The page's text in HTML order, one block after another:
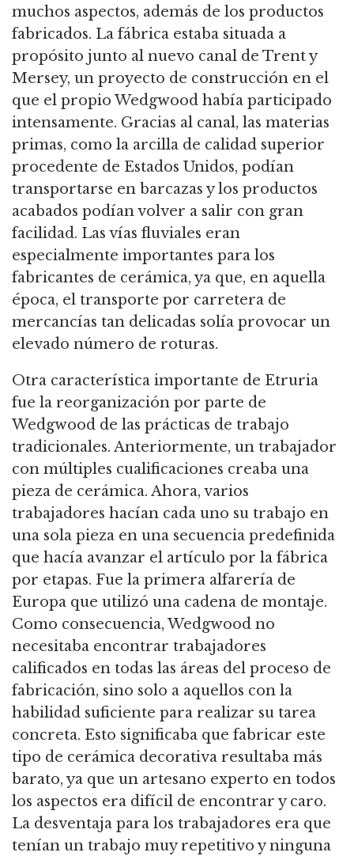
muchos aspectos, además de los productos
fabricados. La fábrica estaba situada a
propósito junto al nuevo canal de Trent y
Mersey, un proyecto de construcción en el
que el propio Wedgwood había participado
intensamente. Gracias al canal, las materias
primas, como la arcilla de calidad superior
procedente de Estados Unidos, podían
transportarse en barcazas y los productos
acabados podían volver a salir con gran
facilidad. Las vías fluviales eran
especialmente importantes para los
fabricantes de cerámica, ya que, en aquella
época, el transporte por carretera de
mercancías tan delicadas solía provocar un
elevado número de roturas.
Otra característica importante de Etruria
fue la reorganización por parte de
Wedgwood de las prácticas de trabajo
tradicionales. Anteriormente, un trabajador
con múltiples cualificaciones creaba una
pieza de cerámica. Ahora, varios
trabajadores hacían cada uno su trabajo en
una sola pieza en una secuencia predefinida
que hacía avanzar el artículo por la fábrica
por etapas. Fue la primera alfarería de
Europa que utilizó una cadena de montaje.
Como consecuencia, Wedgwood no
necesitaba encontrar trabajadores
calificados en todas las áreas del proceso de
fabricación, sino solo a aquellos con la
habilidad suficiente para realizar su tarea
concreta. Esto significaba que fabricar este
tipo de cerámica decorativa resultaba más
barato, ya que un artesano experto en todos
los aspectos era difícil de encontrar y caro.
La desventaja para los trabajadores era que
tenían un trabajo muy repetitivo y ninguna